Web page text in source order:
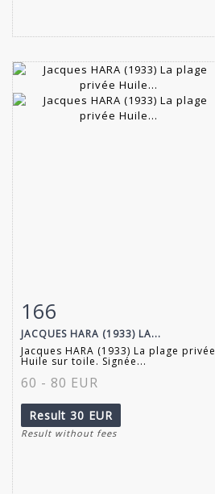
Item detail
166
JACQUES HARA (1933) LA...
Jacques HARA (1933) La plage privée
Huile sur toile. Signée...
60 - 80 EUR
Result 30 EUR
Result without fees